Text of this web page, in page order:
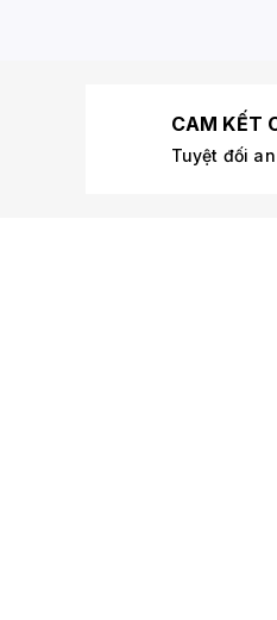
CAM KẾT
Tuyệt đối